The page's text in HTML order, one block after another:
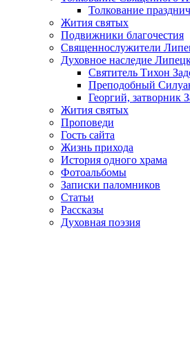
Толкование
Жития святых
Подвижники благочестия
Священнослужители
Духовное наследие
Святитель Тихон
Преподобный
Георгий, затворник
Жития святых
Проповеди
Гость сайта
Жизнь прихода
История одного храма
Фотоальбомы
Записки паломников
Статьи
Рассказы
Духовная поэзия